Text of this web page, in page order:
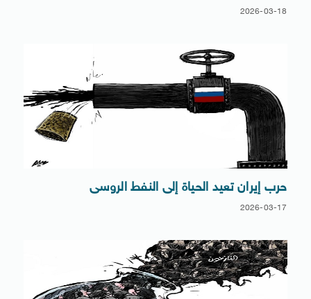
2026-03-18
حرب إيران تعيد الحياة إلى النفط الروسى
2026-03-17